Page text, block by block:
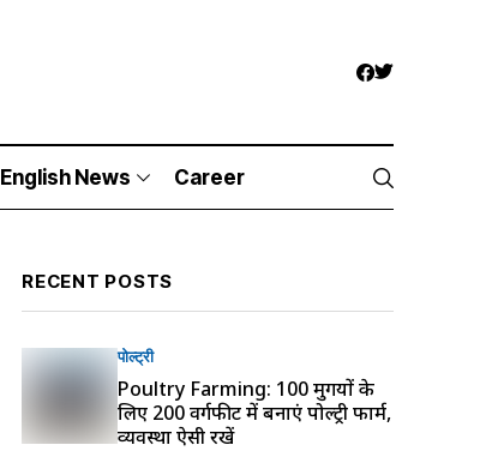
English News Career
RECENT POSTS
पोल्ट्री
Poultry Farming: 100 मुर्गियों के
लिए 200 वर्गफीट में बनाएं पोल्ट्री फार्म,
व्यवस्था ऐसी रखें